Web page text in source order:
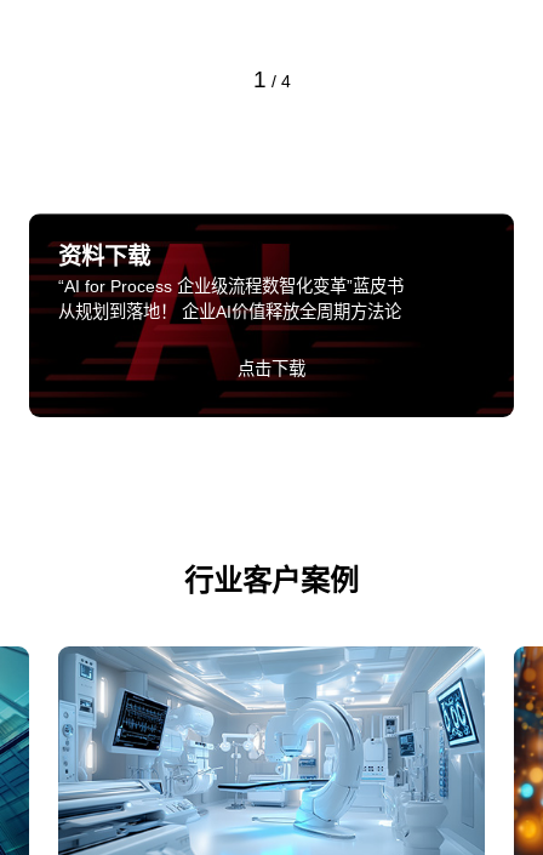
1 / 4
资料下载
“AI for Process 企业级流程数智化变革”蓝皮书
从规划到落地！ 企业AI价值释放全周期方法论
点击下载
行业客户案例